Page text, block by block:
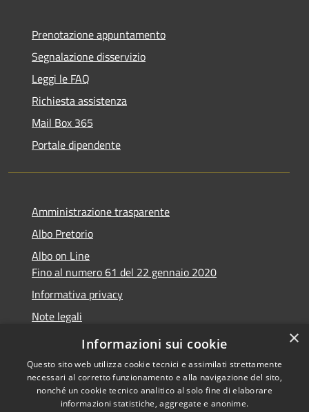
Prenotazione appuntamento
Segnalazione disservizio
Leggi le FAQ
Richiesta assistenza
Mail Box 365
Portale dipendente
Amministrazione trasparente
Albo Pretorio
Albo on Line
Fino al numero 61 del 22 gennaio 2020
Informativa privacy
Note legali
Dichiarazione di accessibilità
Copyright © 2026 • Comune di
×
Informazioni sui cookie
Questo sito web utilizza cookie tecnici e assimilati strettamente
necessari al corretto funzionamento e alla navigazione del sito,
nonché un cookie tecnico analitico al solo fine di elaborare
informazioni statistiche, aggregate e anonime.